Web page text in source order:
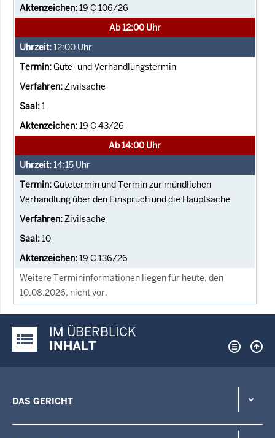
19 C 106/26
Ab 12:00 Uhr
12:00 Uhr
Güte- und Verhandlungstermin
Zivilsache
1
19 C 43/26
Ab 14:00 Uhr
14:15 Uhr
Gütetermin und Termin zur mündlichen
Verhandlung über den Einspruch und die Hauptsache
Zivilsache
10
19 C 136/26
Weitere Termininformationen liegen für heute, den
10.08.2026, nicht vor.
Justiz-Portal im Überblick:
IM ÜBERBLICK
INHALT
DAS GERICHT